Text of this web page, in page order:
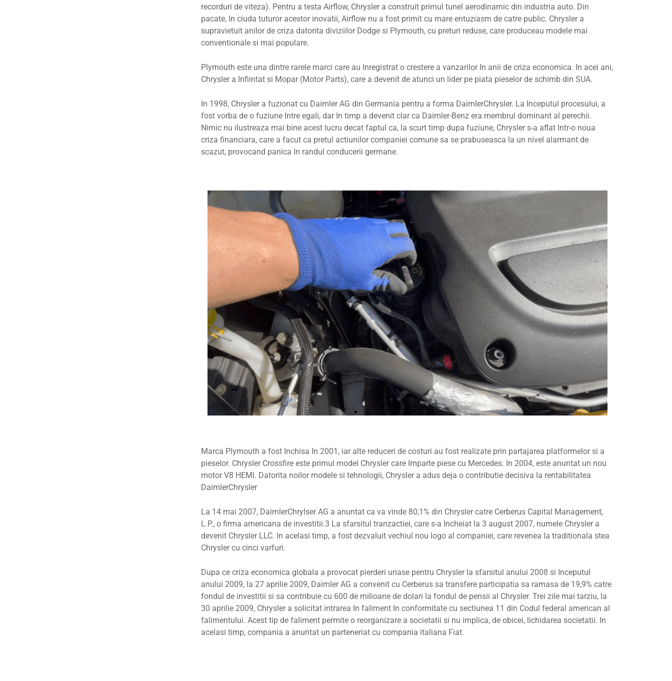
recorduri de viteza). Pentru a testa Airflow, Chrysler a construit primul tunel aerodinamic din industria auto. Din
pacate, In ciuda tuturor acestor inovatii, Airflow nu a fost primit cu mare entuziasm de catre public. Chrysler a
supravietuit anilor de criza datorita diviziilor Dodge si Plymouth, cu preturi reduse, care produceau modele mai
conventionale si mai populare.
Plymouth este una dintre rarele marci care au Inregistrat o crestere a vanzarilor In anii de criza economica. In acei ani,
Chrysler a Infiintat si Mopar (Motor Parts), care a devenit de atunci un lider pe piata pieselor de schimb din SUA.
In 1998, Chrysler a fuzionat cu Daimler AG din Germania pentru a forma DaimlerChrysler. La Inceputul procesului, a
fost vorba de o fuziune Intre egali, dar In timp a devenit clar ca Daimler-Benz era membrul dominant al perechii.
Nimic nu ilustreaza mai bine acest lucru decat faptul ca, la scurt timp dupa fuziune, Chrysler s-a aflat Intr-o noua
criza financiara, care a facut ca pretul actiunilor companiei comune sa se prabuseasca la un nivel alarmant de
scazut, provocand panica In randul conducerii germane.
Marca Plymouth a fost Inchisa In 2001, iar alte reduceri de costuri au fost realizate prin partajarea platformelor si a
pieselor. Chrysler Crossfire este primul model Chrysler care Imparte piese cu Mercedes. In 2004, este anuntat un nou
motor V8 HEMI. Datorita noilor modele si tehnologii, Chrysler a adus deja o contributie decisiva la rentabilitatea
DaimlerChrysler
La 14 mai 2007, DaimlerChrylser AG a anuntat ca va vinde 80,1% din Chrysler catre Cerberus Capital Management,
L.P., o firma americana de investitii.3 La sfarsitul tranzactiei, care s-a Incheiat la 3 august 2007, numele Chrysler a
devenit Chrysler LLC. In acelasi timp, a fost dezvaluit vechiul nou logo al companiei, care revenea la traditionala stea
Chrysler cu cinci varfuri.
Dupa ce criza economica globala a provocat pierderi uriase pentru Chrysler la sfarsitul anului 2008 si Inceputul
anului 2009, la 27 aprilie 2009, Daimler AG a convenit cu Cerberus sa transfere participatia sa ramasa de 19,9% catre
fondul de investitii si sa contribuie cu 600 de milioane de dolari la fondul de pensii al Chrysler. Trei zile mai tarziu, la
30 aprilie 2009, Chrysler a solicitat intrarea In faliment In conformitate cu sectiunea 11 din Codul federal american al
falimentului. Acest tip de faliment permite o reorganizare a societatii si nu implica, de obicei, lichidarea societatii. In
acelasi timp, compania a anuntat un parteneriat cu compania italiana Fiat.